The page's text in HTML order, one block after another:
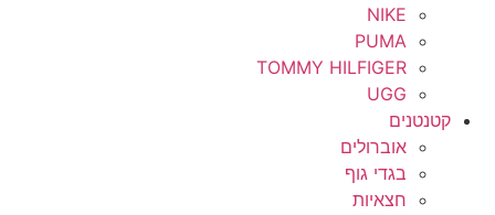
NIKE
PUMA
TOMMY HILFIGER
UGG
קטנטנים
אוברולים
בגדי גוף
חצאיות